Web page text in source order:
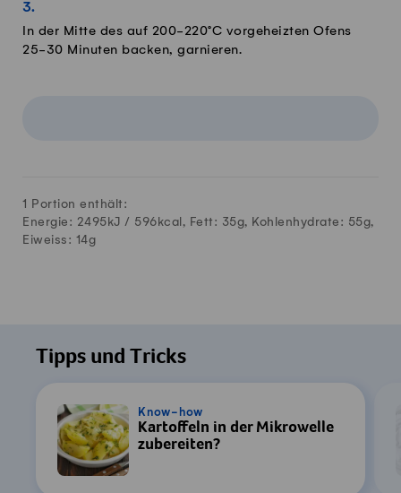
In der Mitte des auf 200-220°C vorgeheizten Ofens
25-30 Minuten backen, garnieren.
1 Portion enthält:
Energie: 2495kJ / 596 kcal, Fett: 35g, Kohlenhydrate: 55g,
Eiweiss: 14g
Tipps und Tricks
Know-how
Kartoffeln in der Mikrowelle
zubereiten?